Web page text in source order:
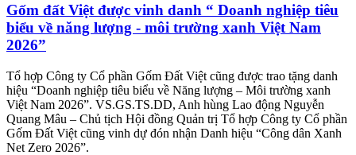
Gốm đất Việt được vinh danh “ Doanh nghiệp tiêu
biểu về năng lượng - môi trường xanh Việt Nam
2026”
Tổ hợp Công ty Cổ phần Gốm Đất Việt cũng được trao tặng danh
hiệu “Doanh nghiệp tiêu biểu về Năng lượng – Môi trường xanh
Việt Nam 2026”. VS.GS.TS.DD, Anh hùng Lao động Nguyễn
Quang Mâu – Chủ tịch Hội đồng Quản trị Tổ hợp Công ty Cổ phần
Gốm Đất Việt cũng vinh dự đón nhận Danh hiệu “Công dân Xanh
Net Zero 2026”.